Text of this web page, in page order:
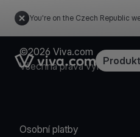
You're on the Czech Republic
Link to the homepage
©2026 Viva.com
Všechna práva vyhrazena
Osobní platby